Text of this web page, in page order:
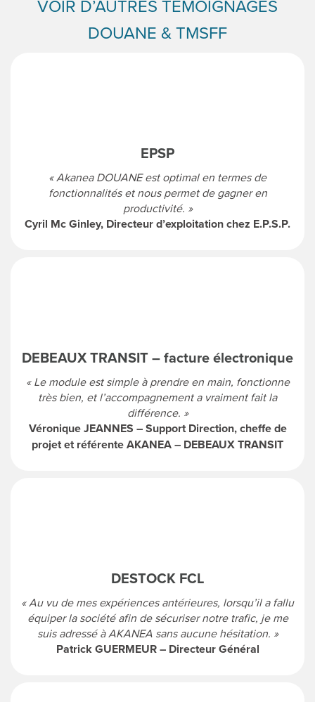
VOIR D’AUTRES TÉMOIGNAGES
DOUANE & TMSFF
EPSP
« Akanea DOUANE est optimal en termes de
fonctionnalités et nous permet de gagner en
productivité. »
Cyril Mc Ginley, Directeur d’exploitation chez E.P.S.P.
DEBEAUX TRANSIT – facture électronique
« Le module est simple à prendre en main, fonctionne
très bien, et l’accompagnement a vraiment fait la
différence. »
Véronique JEANNES – Support Direction, cheffe de
projet et référente AKANEA – DEBEAUX TRANSIT
DESTOCK FCL
« Au vu de mes expériences antérieures, lorsqu’il a fallu
équiper la société afin de sécuriser notre trafic, je me
suis adressé à AKANEA sans aucune hésitation. »
Patrick GUERMEUR – Directeur Général